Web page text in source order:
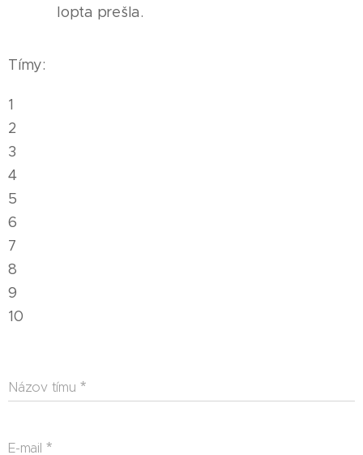
lopta prešla.
Tímy:
1
2
3
4
5
6
7
8
9
10
Názov tímu
E-mail